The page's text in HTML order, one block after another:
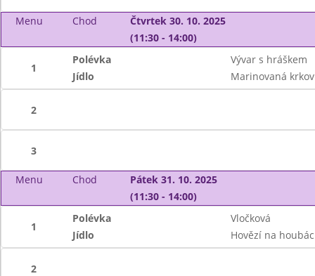
Menu Chod
Čtvrtek 30. 10. 2025
(11:30 - 14:00)
1
Polévka
Vývar s hráškem
Jídlo
Marinovaná
2
3
Menu Chod
Pátek 31. 10. 2025
(11:30 - 14:00)
1
Polévka
Vločková
Jídlo
Hovězí na
2